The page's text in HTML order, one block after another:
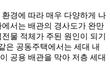
경에 따라 매우 다양하게 나
서는 배관의 경사도가 완만
물 적체가 주된 원인이 되기
은 공동주택에서는 세대 내
공용 배관을 막아 저층 세대